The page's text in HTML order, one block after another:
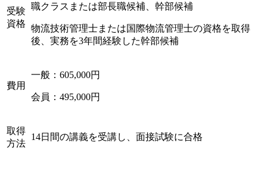
受験
資格
職クラスまたは部長職候補、幹部候補
物流技術管理士または国際物流管理士の資格を取得
後、実務を3年間経験した幹部候補
費用
一般：605,000円
会員：495,000円
取得
方法
14日間の講義を受講し、面接試験に合格